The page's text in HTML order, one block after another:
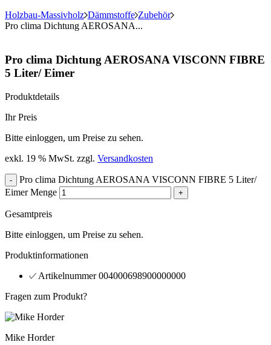
Holzbau-Massivholz Dämmstoffe Zubehör
Pro clima Dichtung AEROSANA...
Pro clima Dichtung AEROSANA VISCONN FIBRE
5 Liter/ Eimer
Produktdetails
Ihr Preis
Bitte einloggen, um Preise zu sehen.
exkl. 19 % MwSt. zzgl. Versandkosten
-
Pro clima Dichtung AEROSANA VISCONN FIBRE 5 Liter/
Eimer Menge
+
Gesamtpreis
Bitte einloggen, um Preise zu sehen.
Produktinformationen
Artikelnummer 004000698900000000
Fragen zum Produkt?
Mike Horder